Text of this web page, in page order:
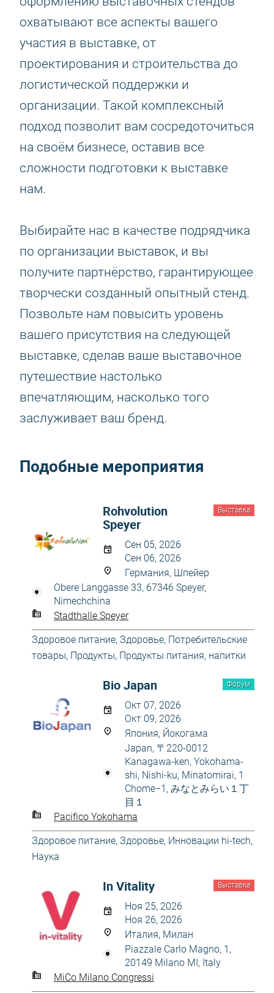
охватывают все аспекты вашего
участия в выставке, от
проектирования и строительства до
логистической поддержки и
организации. Такой комплексный
подход позволит вам сосредоточиться
на своём бизнесе, оставив все
сложности подготовки к выставке
нам.
Выбирайте нас в качестве подрядчика
по организации выставок, и вы
получите партнёрство, гарантирующее
творчески созданный опытный стенд.
Позвольте нам повысить уровень
вашего присутствия на следующей
выставке, сделав ваше выставочное
путешествие настолько
впечатляющим, насколько того
заслуживает ваш бренд.
Подобные мероприятия
Выставка
Rohvolution
Speyer
Сен 05, 2026
Сен 06, 2026
Германия, Шпейер
Obere Langgasse 33, 67346 Speyer,
Nimechchina
Stadthalle Speyer
Здоровое питание, Здоровье, Потребительские
товары, Продукты, Продукты питания, напитки
Форум
Bio Japan
Окт 07, 2026
Окт 09, 2026
Япония, Йокогама
Japan, 〒220-0012
Kanagawa-ken, Yokohama-
shi, Nishi-ku, Minatomirai, 1
Chome−1, みなとみらい１丁
目１
Pacifico Yokohama
Здоровое питание, Здоровье, Инновации hi-tech,
Наука
Выставка
In Vitality
Ноя 25, 2026
Ноя 26, 2026
Италия, Милан
Piazzale Carlo Magno, 1,
20149 Milano MI, Italy
MiCo Milano Congressi